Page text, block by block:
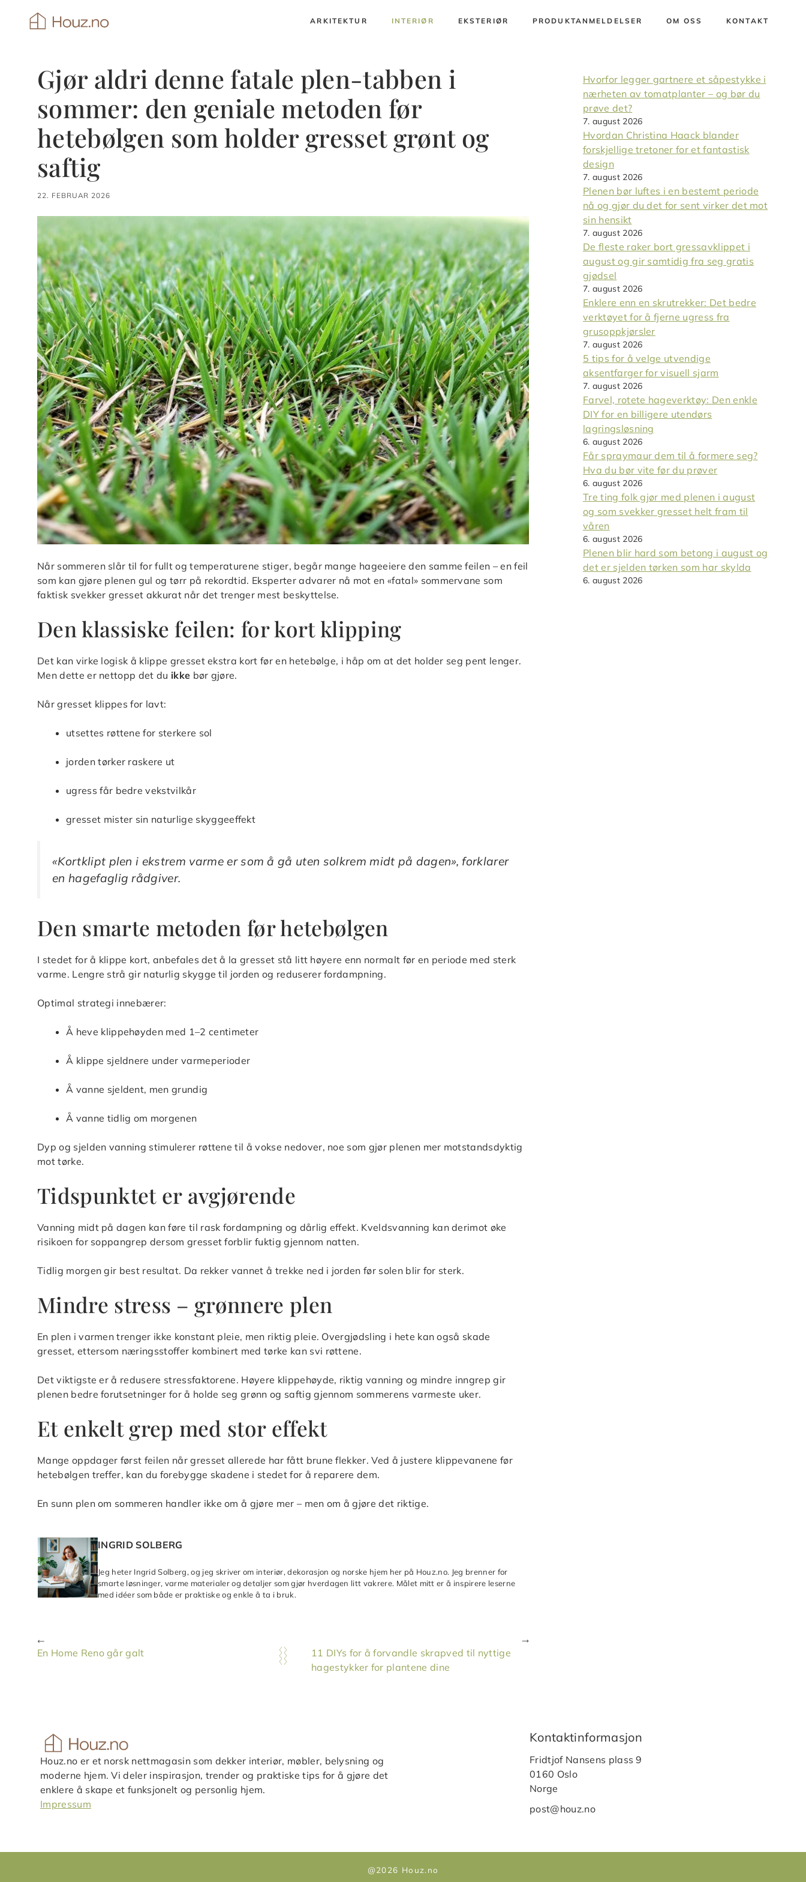
ARKITEKTUR INTERIØR EKSTERIØR PRODUKTANMELDELSER OM OSS KONTAKT
Gjør aldri denne fatale plen-tabben i
sommer: den geniale metoden før
hetebølgen som holder gresset grønt og
saftig
22. FEBRUAR 2026
Når sommeren slår til for fullt og temperaturene stiger, begår mange hageeiere den samme feilen – en feil
som kan gjøre plenen gul og tørr på rekordtid. Eksperter advarer nå mot en «fatal» sommervane som
faktisk svekker gresset akkurat når det trenger mest beskyttelse.
Den klassiske feilen: for kort klipping
Det kan virke logisk å klippe gresset ekstra kort før en hetebølge, i håp om at det holder seg pent lenger.
Men dette er nettopp det du ikke bør gjøre.
Når gresset klippes for lavt:
utsettes røttene for sterkere sol
jorden tørker raskere ut
ugress får bedre vekstvilkår
gresset mister sin naturlige skyggeeffekt
«Kortklipt plen i ekstrem varme er som å gå uten solkrem midt på dagen», forklarer
en hagefaglig rådgiver.
Den smarte metoden før hetebølgen
I stedet for å klippe kort, anbefales det å la gresset stå litt høyere enn normalt før en periode med sterk
varme. Lengre strå gir naturlig skygge til jorden og reduserer fordampning.
Optimal strategi innebærer:
Å heve klippehøyden med 1–2 centimeter
Å klippe sjeldnere under varmeperioder
Å vanne sjeldent, men grundig
Å vanne tidlig om morgenen
Dyp og sjelden vanning stimulerer røttene til å vokse nedover, noe som gjør plenen mer motstandsdyktig
mot tørke.
Tidspunktet er avgjørende
Vanning midt på dagen kan føre til rask fordampning og dårlig effekt. Kveldsvanning kan derimot øke
risikoen for soppangrep dersom gresset forblir fuktig gjennom natten.
Tidlig morgen gir best resultat. Da rekker vannet å trekke ned i jorden før solen blir for sterk.
Mindre stress – grønnere plen
En plen i varmen trenger ikke konstant pleie, men riktig pleie. Overgjødsling i hete kan også skade
gresset, ettersom næringsstoffer kombinert med tørke kan svi røttene.
Det viktigste er å redusere stressfaktorene. Høyere klippehøyde, riktig vanning og mindre inngrep gir
plenen bedre forutsetninger for å holde seg grønn og saftig gjennom sommerens varmeste uker.
Et enkelt grep med stor effekt
Mange oppdager først feilen når gresset allerede har fått brune flekker. Ved å justere klippevanene før
hetebølgen treffer, kan du forebygge skadene i stedet for å reparere dem.
En sunn plen om sommeren handler ikke om å gjøre mer – men om å gjøre det riktige.
INGRID SOLBERG
Jeg heter Ingrid Solberg, og jeg skriver om interiør, dekorasjon og norske hjem her på Houz.no. Jeg brenner for
smarte løsninger, varme materialer og detaljer som gjør hverdagen litt vakrere. Målet mitt er å inspirere leserne
med idéer som både er praktiske og enkle å ta i bruk.
En Home Reno går galt
11 DIYs for å forvandle skrapved til nyttige
hagestykker for plantene dine
Hvorfor legger gartnere et såpestykke i
nærheten av tomatplanter – og bør du
prøve det?
7. august 2026
Hvordan Christina Haack blander
forskjellige tretoner for et fantastisk
design
7. august 2026
Plenen bør luftes i en bestemt periode
nå og gjør du det for sent virker det mot
sin hensikt
7. august 2026
De fleste raker bort gressavklippet i
august og gir samtidig fra seg gratis
gjødsel
7. august 2026
Enklere enn en skrutrekker: Det bedre
verktøyet for å fjerne ugress fra
grusoppkjørsler
7. august 2026
5 tips for å velge utvendige
aksentfarger for visuell sjarm
7. august 2026
Farvel, rotete hageverktøy: Den enkle
DIY for en billigere utendørs
lagringsløsning
6. august 2026
Får spraymaur dem til å formere seg?
Hva du bør vite før du prøver
6. august 2026
Tre ting folk gjør med plenen i august
og som svekker gresset helt fram til
våren
6. august 2026
Plenen blir hard som betong i august og
det er sjelden tørken som har skylda
6. august 2026
Houz.no er et norsk nettmagasin som dekker interiør, møbler, belysning og
moderne hjem. Vi deler inspirasjon, trender og praktiske tips for å gjøre det
enklere å skape et funksjonelt og personlig hjem.
Impressum
Kontaktinformasjon
Fridtjof Nansens plass 9
0160 Oslo
Norge
post@houz.no
@2026 Houz.no